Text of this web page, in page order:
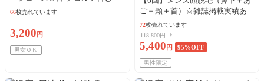
66枚売れています
3,200 円
男女ＯＫ
ご＋頬＋首）☆雑誌掲載実績あ
り！
72枚売れています
118,800円
5,400 円 95%OFF
男性限定